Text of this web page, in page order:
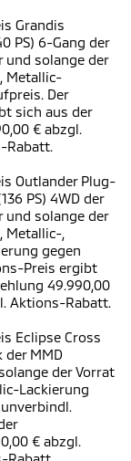
Grandis
PS) 6-Gang der
und solange der
Metallic-
Der
sich aus der
€ abzgl.
Rabatt.
Outlander Plug-
PS) 4WD der
und solange der
Metallic-,
gegen
Preis ergibt
49.990,00
Aktions-Rabatt.
Eclipse Cross
der MMD
der Vorrat
Lackierung
€ abzgl.